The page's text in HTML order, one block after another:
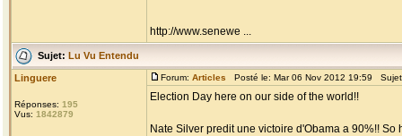
http://www.senewe ...
Sujet: Lu Vu Entendu
Linguere
Réponses: 195
Vus: 1842879
Forum: Articles Posté le: Mar 06 Nov 2012 19:59
Election Day here on our side of the world!!
Nate Silver predit une victoire d'Obama a 90%!! So